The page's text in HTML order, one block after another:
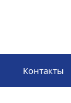
Контакты